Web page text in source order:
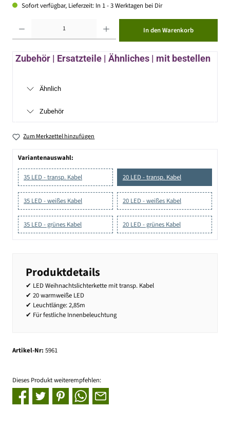
Sofort verfügbar, Lieferzeit: In 1 - 3 Werktagen bei Dir
In den Warenkorb
Zubehör | Ersatzteile | Ähnliches | mit bestellen
Ähnlich
Zubehör
Zum Merkzettel hinzufügen
Variantenauswahl:
35 LED - transp. Kabel 20 LED - transp. Kabel
35 LED - weißes Kabel 20 LED - weißes Kabel
35 LED - grünes Kabel 20 LED - grünes Kabel
Produktdetails
✔ LED Weihnachtslichterkette mit transp. Kabel
✔ 20 warmweiße LED
✔ Leuchtlänge: 2,85m
✔ Für festliche Innenbeleuchtung
Artikel-Nr: 5961
Dieses Produkt weiterempfehlen: